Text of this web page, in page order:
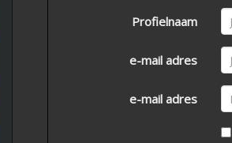
Profielnaam
e-mail adres
e-mail adres